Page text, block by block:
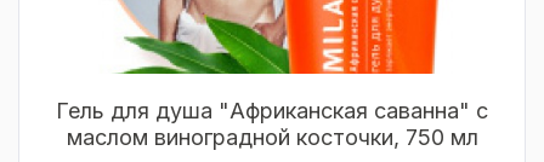
Гель для душа "Африканская саванна" с
маслом виноградной косточки, 750 мл